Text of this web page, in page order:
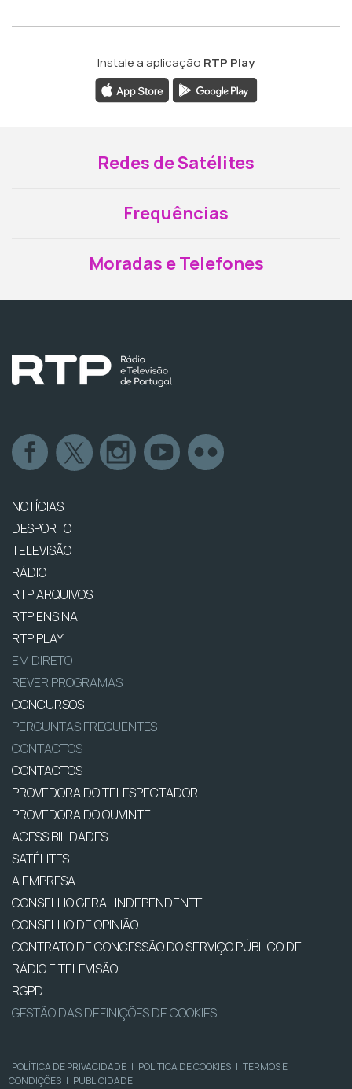
Instale a aplicação RTP Play
Redes de Satélites
Frequências
Moradas e Telefones
NOTÍCIAS
DESPORTO
TELEVISÃO
RÁDIO
RTP ARQUIVOS
RTP ENSINA
RTP PLAY
EM DIRETO
REVER PROGRAMAS
CONCURSOS
PERGUNTAS FREQUENTES
CONTACTOS
CONTACTOS
PROVEDORA DO TELESPECTADOR
PROVEDORA DO OUVINTE
ACESSIBILIDADES
SATÉLITES
A EMPRESA
CONSELHO GERAL INDEPENDENTE
CONSELHO DE OPINIÃO
CONTRATO DE CONCESSÃO DO SERVIÇO PÚBLICO DE
RÁDIO E TELEVISÃO
RGPD
GESTÃO DAS DEFINIÇÕES DE COOKIES
POLÍTICA DE PRIVACIDADE | POLÍTICA DE COOKIES | TERMOS E
CONDIÇÕES | PUBLICIDADE